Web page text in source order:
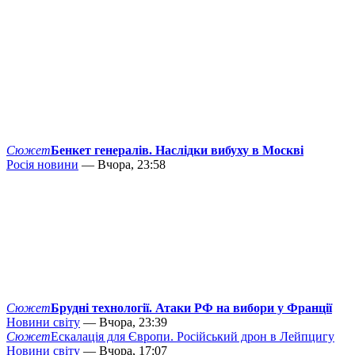
СюжетБенкет генералів. Наслідки вибуху в Москві
Росія новини — Вчора, 23:58
СюжетБрудні технології. Атаки РФ на вибори у Франції
Новини світу — Вчора, 23:39
СюжетЕскалація для Європи. Російський дрон в Лейпцигу
Новини світу — Вчора, 17:07